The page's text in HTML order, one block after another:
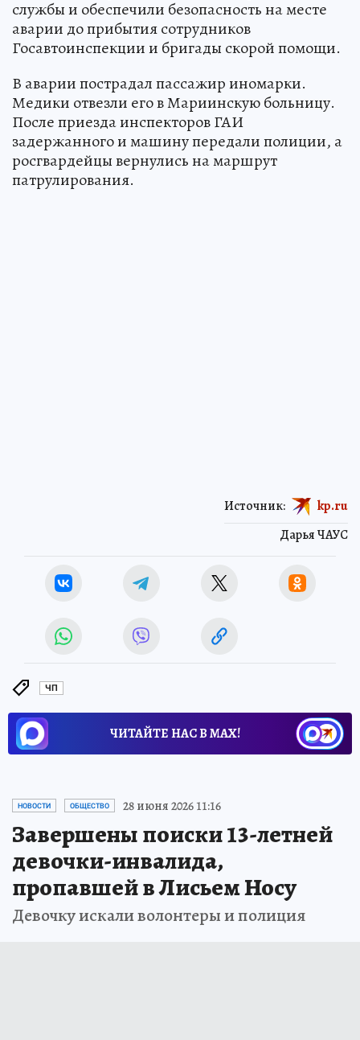
службы и обеспечили безопасность на месте
аварии до прибытия сотрудников
Госавтоинспекции и бригады скорой помощи.
В аварии пострадал пассажир иномарки.
Медики отвезли его в Мариинскую больницу.
После приезда инспекторов ГАИ
задержанного и машину передали полиции, а
росгвардейцы вернулись на маршрут
патрулирования.
Дарья ЧАУС
Источник: kp.ru
ЧП
ЧИТАЙТЕ НАС В МАХ!
НОВОСТИ ОБЩЕСТВО 28 июня 2026 11:16
Завершены поиски 13-летней
девочки-инвалида,
пропавшей в Лисьем Носу
Девочку искали волонтеры и полиция